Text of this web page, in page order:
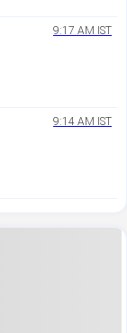
9:17 AM IST
9:14 AM IST